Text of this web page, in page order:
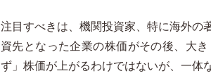
注目すべきは、機関投資家、特に海外の
資先となった企業の株価がその後、大
ず」株価が上がるわけではないが、一体